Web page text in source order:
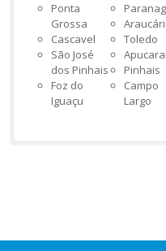
Ponta
Grossa
Cascavel
São José
dos Pinhais
Foz do
Iguaçu
Toledo
Pinhais
Campo
Largo